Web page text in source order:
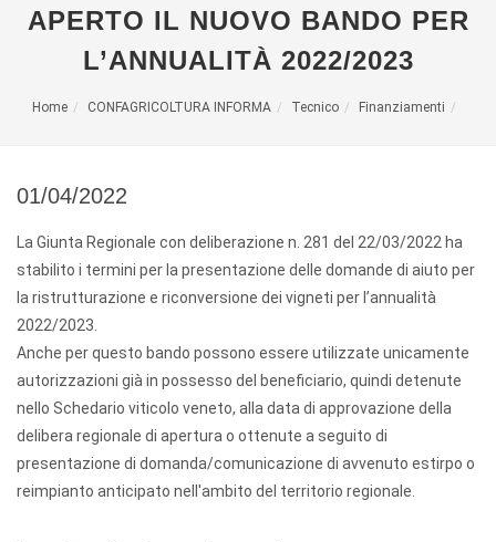
APERTO IL NUOVO BANDO PER
L’ANNUALITÀ 2022/2023
Home CONFAGRICOLTURA INFORMA Tecnico Finanziamenti
01/04/2022
La Giunta Regionale con deliberazione n. 281 del 22/03/2022 ha
stabilito i termini per la presentazione delle domande di aiuto per
la ristrutturazione e riconversione dei vigneti per l’annualità
2022/2023.
Anche per questo bando possono essere utilizzate unicamente
autorizzazioni già in possesso del beneficiario, quindi detenute
nello Schedario viticolo veneto, alla data di approvazione della
delibera regionale di apertura o ottenute a seguito di
presentazione di domanda/comunicazione di avvenuto estirpo o
reimpianto anticipato nell'ambito del territorio regionale.